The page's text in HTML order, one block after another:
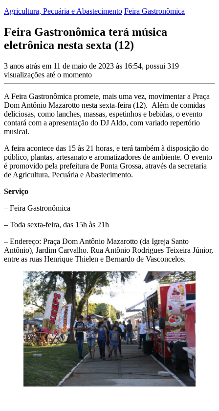
Agricultura, Pecuária e Abastecimento Feira Gastronômica
Feira Gastronômica terá música
eletrônica nesta sexta (12)
3 anos atrás em 11 de maio de 2023 às 16:54, possui 319
visualizações até o momento
A Feira Gastronômica promete, mais uma vez, movimentar a Praça
Dom Antônio Mazarotto nesta sexta-feira (12). Além de comidas
deliciosas, como lanches, massas, espetinhos e bebidas, o evento
contará com a apresentação do DJ Aldo, com variado repertório
musical.
A feira acontece das 15 às 21 horas, e terá também à disposição do
público, plantas, artesanato e aromatizadores de ambiente. O evento
é promovido pela prefeitura de Ponta Grossa, através da secretaria
de Agricultura, Pecuária e Abastecimento.
Serviço
– Feira Gastronômica
– Toda sexta-feira, das 15h às 21h
– Endereço: Praça Dom Antônio Mazarotto (da Igreja Santo
Antônio), Jardim Carvalho. Rua Antônio Rodrigues Teixeira Júnior,
entre as ruas Henrique Thielen e Bernardo de Vasconcelos.